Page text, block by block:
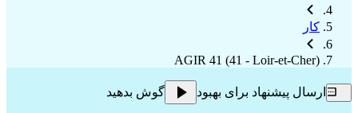
کار
AGIR 41 (41 - Loir-et-Cher)
ارسال پیشنهاد برای بهبود گوش بدهید